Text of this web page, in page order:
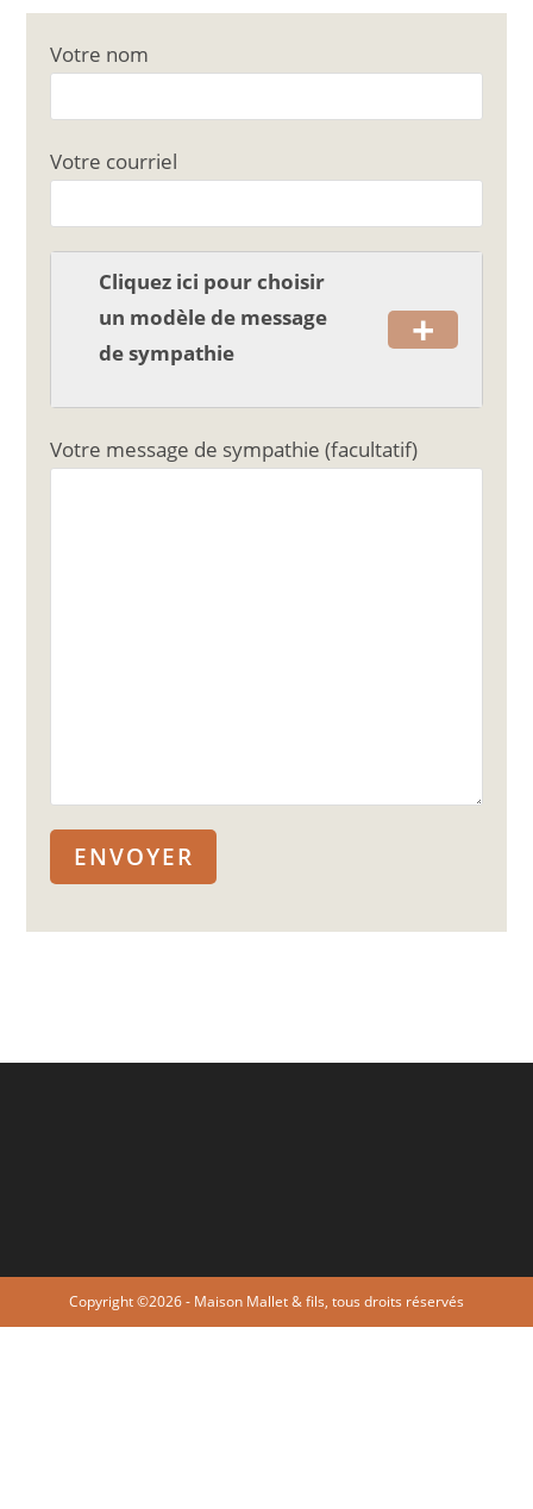
c
e
b
o
o
k
ai
l g
er
Votre nom
Votre courriel
Cliquez ici pour choisir
un modèle de message
de sympathie
+
Votre message de sympathie (facultatif)
Copyright ©2026 - Maison Mallet & fils, tous droits réservés